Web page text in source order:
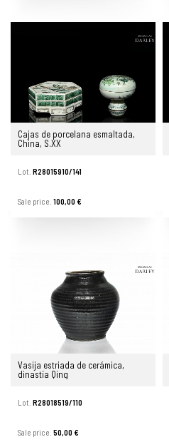
Cajas de porcelana esmaltada,
China, S.XX
Lot. R28015910/141
Sale price. 100,00 €
Vasija estriada de cerámica,
dinastía Qing
Lot. R28018519/110
Sale price. 50,00 €